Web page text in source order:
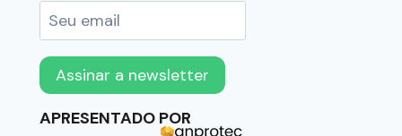
APRESENTADO POR